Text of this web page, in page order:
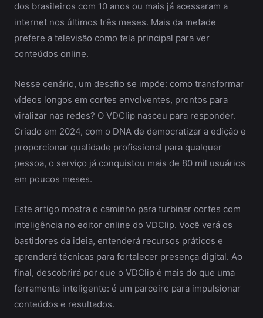
dos brasileiros com 10 anos ou mais já acessaram a
internet nos últimos três meses. Mais da metade
prefere a televisão como tela principal para ver
conteúdos online.
Nesse cenário, um desafio se impõe: como transformar
vídeos longos em cortes envolventes, prontos para
viralizar nas redes? O VDClip nasceu para responder.
Criado em 2024, com o DNA de democratizar a edição e
proporcionar qualidade profissional para qualquer
pessoa, o serviço já conquistou mais de 80 mil usuários
em poucos meses.
Este artigo mostra o caminho para turbinar cortes com
inteligência no editor online do VDClip. Você verá os
bastidores da ideia, entenderá recursos práticos e
aprenderá técnicas para fortalecer presença digital. Ao
final, descobrirá por que o VDClip é mais do que uma
ferramenta inteligente: é um parceiro para impulsionar
conteúdos e resultados.